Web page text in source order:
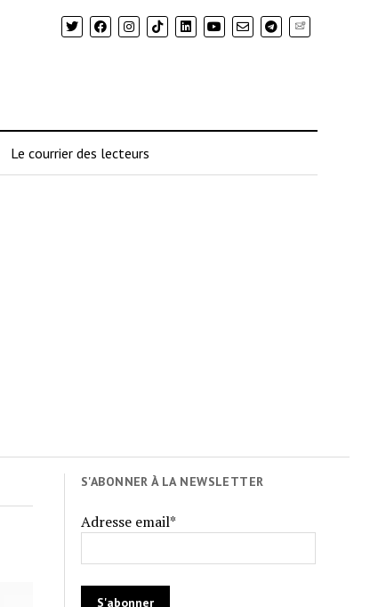
Newsletter
Le courrier des lecteurs
S'ABONNER À LA NEWSLETTER
Adresse email*